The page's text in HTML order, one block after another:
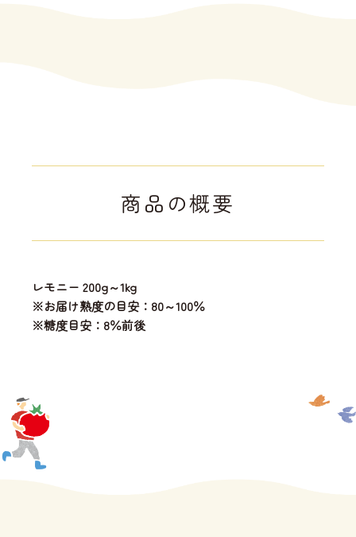
商品の概要
レモニー 200g～1kg
※お届け熟度の目安：80～100％
※糖度目安：8％前後